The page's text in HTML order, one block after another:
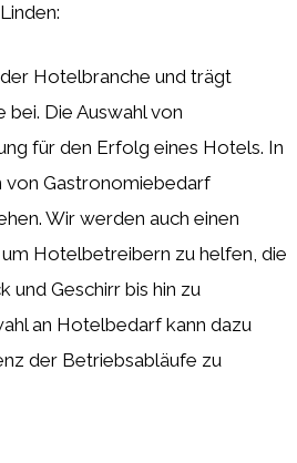
Hotelbranche und trägt
Die Auswahl von
für den Erfolg eines Hotels. In
von Gastronomiebedarf
Wir werden auch einen
Hotelbetreibern zu helfen, die
und Geschirr bis hin zu
an Hotelbedarf kann dazu
der Betriebsabläufe zu